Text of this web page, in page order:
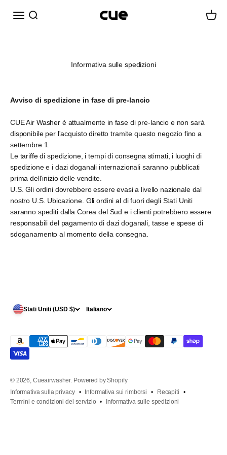
Menù Cerca Cueairwasher
Informativa sulle spedizioni
Avviso di spedizione in fase di pre-lancio
CUE Air Washer è attualmente in fase di pre-lancio e non sarà
disponibile per l'acquisto diretto tramite questo negozio fino a
settembre 1.
Le tariffe di spedizione, i tempi di consegna stimati, i luoghi di
spedizione e i dazi doganali internazionali saranno pubblicati
prima dell'inizio delle vendite.
U.S. Gli ordini dovrebbero essere evasi a livello nazionale dal
nostro U.S. Ubicazione. Gli ordini al di fuori degli Stati Uniti
saranno spediti dalla Corea del Sud e i clienti potrebbero essere
responsabili del pagamento di dazi doganali, tasse e spese di
sdoganamento al momento della consegna.
Stati Uniti (USD $) Italiano
© 2026, Cueairwasher. Powered by Shopify
Informativa sulla privacy
Informativa sui rimborsi
Recapiti
Termini e condizioni del servizio
Informativa sulle spedizioni